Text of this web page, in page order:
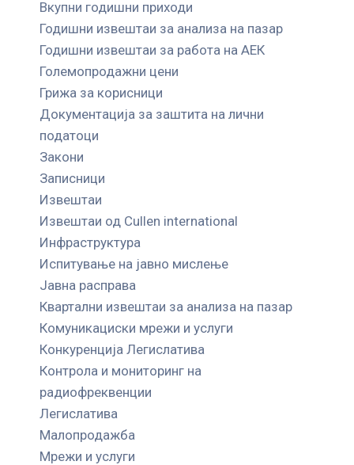
Вкупни годишни приходи
Годишни извештаи за анализа на пазар
Годишни извештаи за работа на АЕК
Големопродажни цени
Грижа за корисници
Документација за заштита на лични
податоци
Закони
Записници
Извештаи
Извештаи од Cullen international
Инфраструктура
Испитување на јавно мислење
Јавна расправа
Квартални извештаи за анализа на пазар
Комуникациски мрежи и услуги
Конкуренција Легислатива
Контрола и мониторинг на
радиофреквенции
Легислатива
Малопродажба
Мрежи и услуги